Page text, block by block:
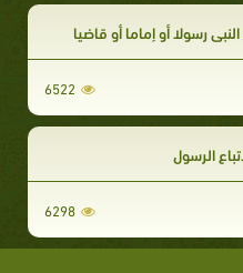
رسولا أو إماما أو قاضيا
6522
الرسول
6298